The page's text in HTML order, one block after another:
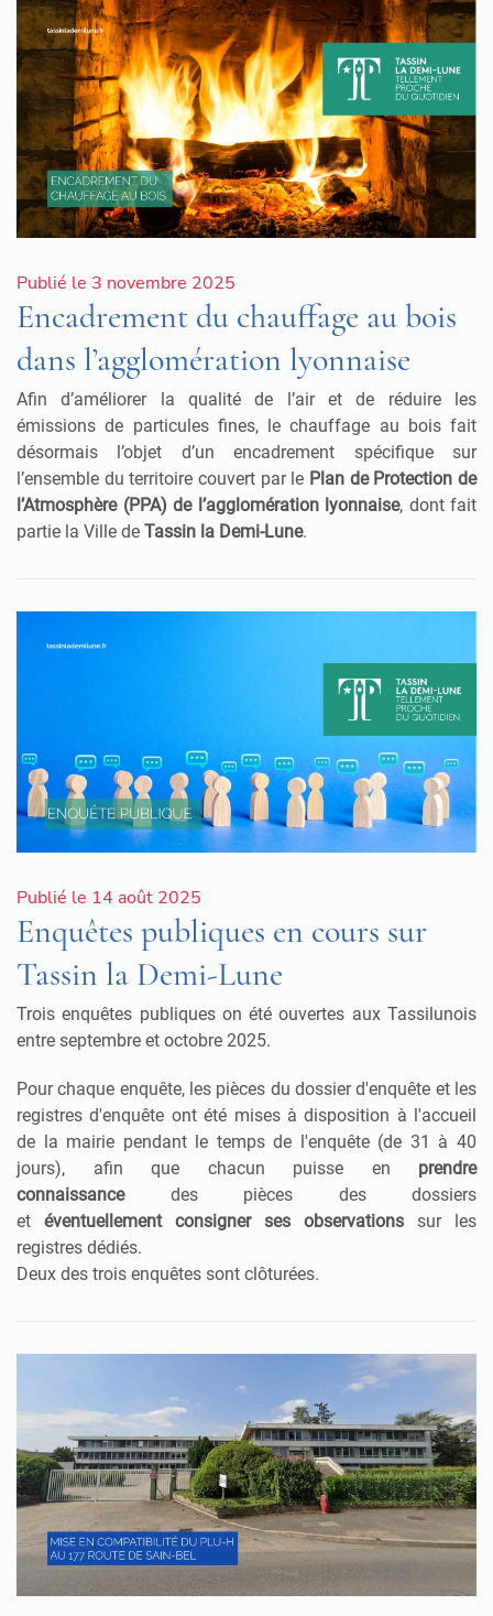
Publié le 3 novembre 2025
Encadrement du chauffage au bois
dans l’agglomération lyonnaise
Afin d’améliorer la qualité de l’air et de réduire les
émissions de particules fines, le chauffage au bois fait
désormais l’objet d’un encadrement spécifique sur
l’ensemble du territoire couvert par le Plan de Protection de
l’Atmosphère (PPA) de l’agglomération lyonnaise, dont fait
partie la Ville de Tassin la Demi-Lune.
Publié le 14 août 2025
Enquêtes publiques en cours sur
Tassin la Demi-Lune
Trois enquêtes publiques on été ouvertes aux Tassilunois
entre septembre et octobre 2025.
Pour chaque enquête, l es pièces du dossier d'enquête et les
registres d'enquête ont été mises à disposition à l'accueil
de la mairie pendant le temps de l'enquête (de 31 à 40
jours), afin que chacun puisse en prendre
connaissance
des pièces des dossiers
et éventuellement consigner ses observations sur les
registres dédiés.
Deux des trois enquêtes sont clôturées.